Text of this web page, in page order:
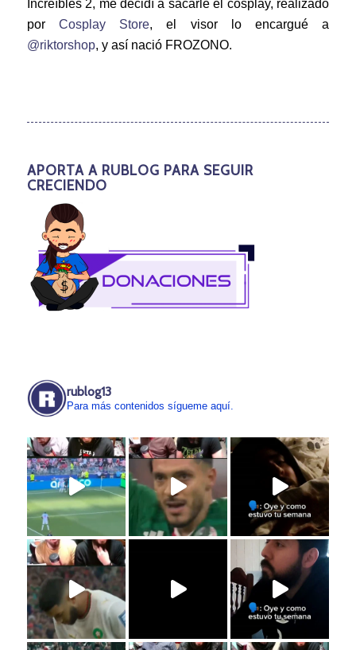
Increíbles 2, me decidí a sacarle el cosplay, realizado
por Cosplay Store, el visor lo encargué a
@riktorshop, y así nació FROZONO.
APORTA A RUBLOG PARA SEGUIR
CRECIENDO
rublog13
Para más contenidos sígueme aquí.